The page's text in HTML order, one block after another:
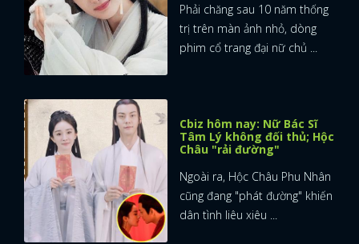
Phải chăng sau 10 năm thống
trị trên màn ảnh nhỏ, dòng
phim cổ trang đại nữ chủ ...
Cbiz hôm nay: Nữ Bác Sĩ
Tâm Lý không đối thủ; Hộc
Châu "rải đường"
Ngoài ra, Hộc Châu Phu Nhân
cũng đang "phát đường" khiến
dân tình liêu xiêu ...